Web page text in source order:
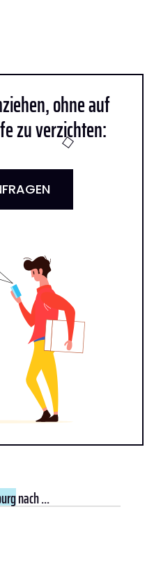
ohne auf
zu verzichten:
nach ...